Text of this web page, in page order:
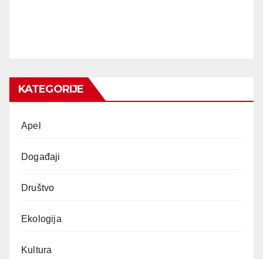
KATEGORIJE
Apel
Događaji
Društvo
Ekologija
Kultura